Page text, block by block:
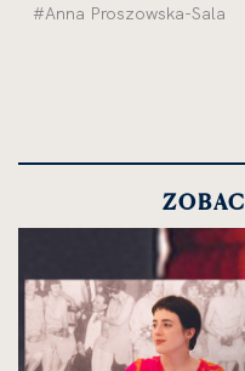
#Anna Proszowska-Sala